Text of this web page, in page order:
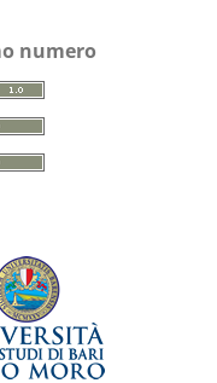
numero